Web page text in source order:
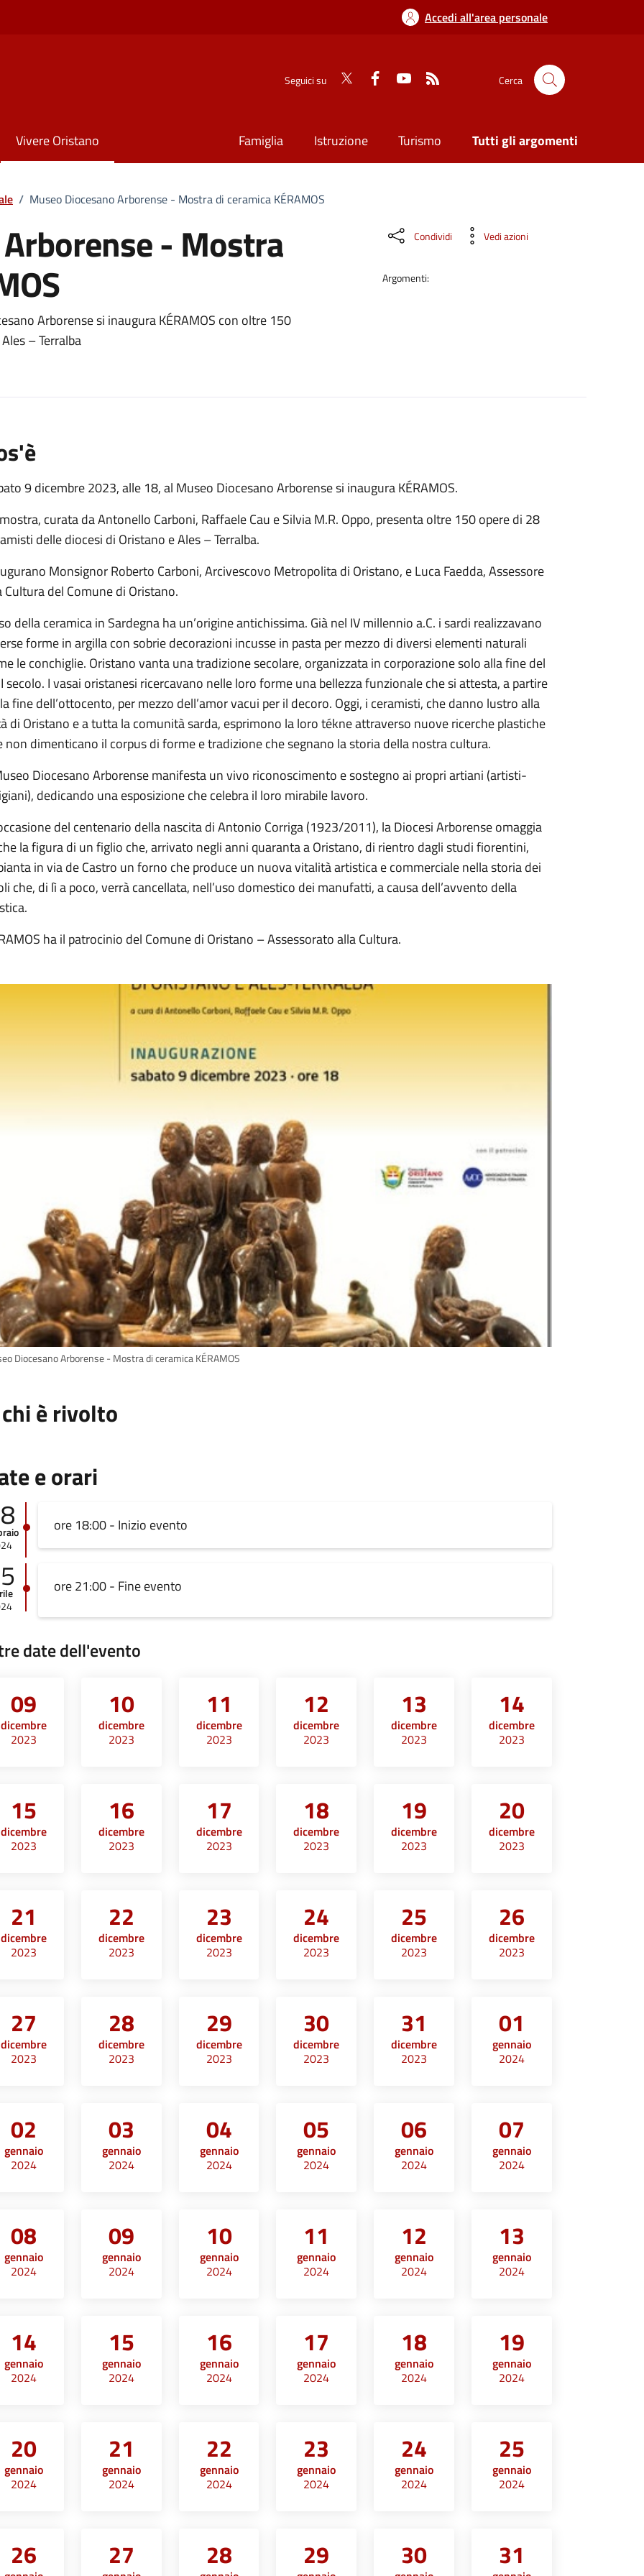
Accedi all'area personale
Seguici su Cerca
Vivere Oristano Famiglia Istruzione Turismo Tutti gli argomenti
/ Museo Diocesano Arborense - Mostra di ceramica KÉRAMOS
- Mostra
Arborense si inaugura KÉRAMOS con oltre 150
– Terralba
Condividi Vedi azioni
Argomenti:
9 dicembre 2023, alle 18, al Museo Diocesano Arborense si inaugura KÉRAMOS.
curata da Antonello Carboni, Raffaele Cau e Silvia M.R. Oppo, presenta oltre 150 opere di 28
delle diocesi di Oristano e Ales – Terralba.
Monsignor Roberto Carboni, Arcivescovo Metropolita di Oristano, e Luca Faedda, Assessore
Cultura del Comune di Oristano.
della ceramica in Sardegna ha un’origine antichissima. Già nel IV millennio a.C. i sardi realizzavano
forme in argilla con sobrie decorazioni incusse in pasta per mezzo di diversi elementi naturali
le conchiglie. Oristano vanta una tradizione secolare, organizzata in corporazione solo alla fine del
secolo. I vasai oristanesi ricercavano nelle loro forme una bellezza funzionale che si attesta, a partire
fine dell’ottocento, per mezzo dell’amor vacui per il decoro. Oggi, i ceramisti, che danno lustro alla
di Oristano e a tutta la comunità sarda, esprimono la loro tékne attraverso nuove ricerche plastiche
non dimenticano il corpus di forme e tradizione che segnano la storia della nostra cultura.
Diocesano Arborense manifesta un vivo riconoscimento e sostegno ai propri artiani (artisti-
dedicando una esposizione che celebra il loro mirabile lavoro.
del centenario della nascita di Antonio Corriga (1923/2011), la Diocesi Arborense omaggia
la figura di un figlio che, arrivato negli anni quaranta a Oristano, di rientro dagli studi fiorentini,
in via de Castro un forno che produce un nuova vitalità artistica e commerciale nella storia dei
che, di lì a poco, verrà cancellata, nell’uso domestico dei manufatti, a causa dell’avvento della
ha il patrocinio del Comune di Oristano – Assessorato alla Cultura.
Diocesano Arborense - Mostra di ceramica KÉRAMOS
è rivolto
e orari
ore 18:00 - Inizio evento
ore 21:00 - Fine evento
date dell'evento
09
dicembre
2023
10
dicembre
2023
11
dicembre
2023
12
dicembre
2023
13
dicembre
2023
14
dicembre
2023
15
dicembre
2023
16
dicembre
2023
17
dicembre
2023
18
dicembre
2023
19
dicembre
2023
20
dicembre
2023
21
dicembre
2023
22
dicembre
2023
23
dicembre
2023
24
dicembre
2023
25
dicembre
2023
26
dicembre
2023
27
dicembre
2023
28
dicembre
2023
29
dicembre
2023
30
dicembre
2023
31
dicembre
2023
01
gennaio
2024
02
gennaio
2024
03
gennaio
2024
04
gennaio
2024
05
gennaio
2024
06
gennaio
2024
07
gennaio
2024
08
gennaio
2024
09
gennaio
2024
10
gennaio
2024
11
gennaio
2024
12
gennaio
2024
13
gennaio
2024
14
gennaio
2024
15
gennaio
2024
16
gennaio
2024
17
gennaio
2024
18
gennaio
2024
19
gennaio
2024
20
gennaio
2024
21
gennaio
2024
22
gennaio
2024
23
gennaio
2024
24
gennaio
2024
25
gennaio
2024
26 27 28 29 30 31